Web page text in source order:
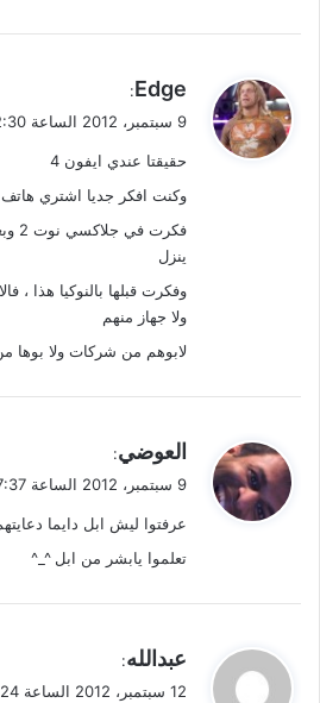
ي
ل
Edge
:
9 سبتمبر، 2012 الساعة 12:30 م
حقيقتا عندي ايفون 4
وكنت افكر جديا اشتري هاتف
ينزل
وفكرت قبلها بالنوكيا هذا ،
ولا جهاز منهم
لابوهم من شركات ولا بوها
ي
ل
العوضي:
9 سبتمبر، 2012 الساعة 7:37 م
عرفتوا ليش ابل دايما
تعلموا يابشر من ابل ^_^
ي
عبدالله:
12 سبتمبر، 2012 الساعة 7:24 م